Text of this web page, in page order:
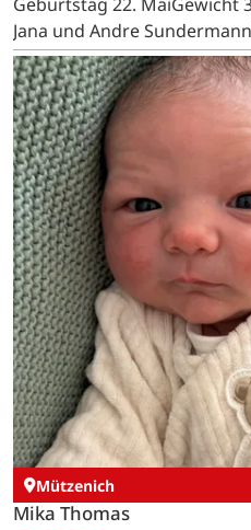
Jana und Andre
Mützenich
Mika Thomas